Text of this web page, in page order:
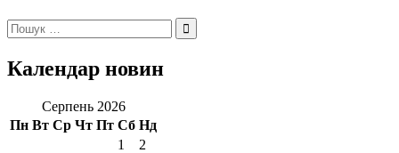
Пошук:
Календар новин
Серпень 2026
Пн Вт Ср Чт Пт Сб Нд
1
2